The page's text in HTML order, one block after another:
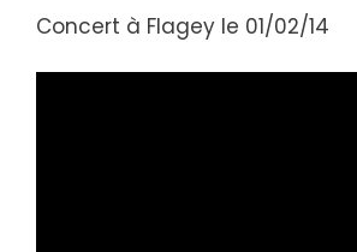
Concert à Flagey le 01/02/14